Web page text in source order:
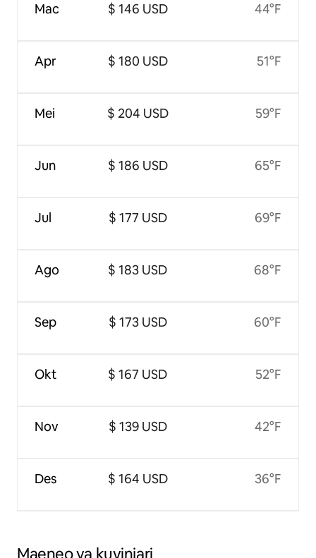
Mac
Apr
Mei
Jun
Jul
Ago
Sep
Okt
Nov
Des
$ 146 USD
$ 180 USD
$ 204 USD
$ 186 USD
$ 177 USD
$ 183 USD
$ 173 USD
$ 167 USD
$ 139 USD
$ 164 USD
44°F
51°F
59°F
65°F
69°F
68°F
60°F
52°F
42°F
36°F